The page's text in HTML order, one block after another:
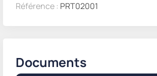
Référence : PRT02001
Documents